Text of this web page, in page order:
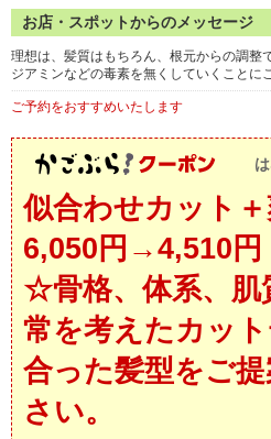
お店・スポットからのメッセージ
理想は、髪質はもちろん、根元からの調整
ジアミンなどの毒素を無くしていくことに
ご予約をおすすめいたします
似合わせカット
6,050円→4,510円
☆骨格、体系、肌
常を考えたカッ
合った髪型をご
さい。